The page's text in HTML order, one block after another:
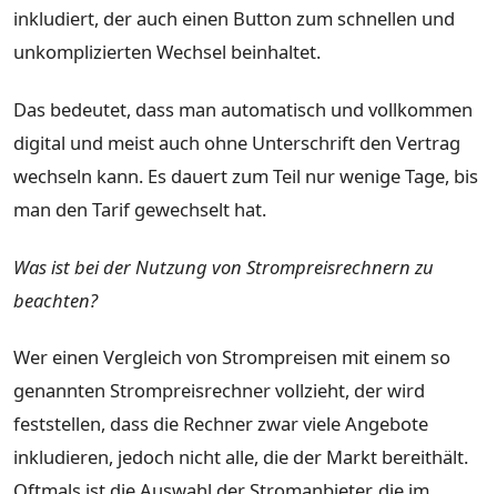
inkludiert, der auch einen Button zum schnellen und
unkomplizierten Wechsel beinhaltet.
Das bedeutet, dass man automatisch und vollkommen
digital und meist auch ohne Unterschrift den Vertrag
wechseln kann. Es dauert zum Teil nur wenige Tage, bis
man den Tarif gewechselt hat.
Was ist bei der Nutzung von Strompreisrechnern zu
beachten?
Wer einen Vergleich von Strompreisen mit einem so
genannten Strompreisrechner vollzieht, der wird
feststellen, dass die Rechner zwar viele Angebote
inkludieren, jedoch nicht alle, die der Markt bereithält.